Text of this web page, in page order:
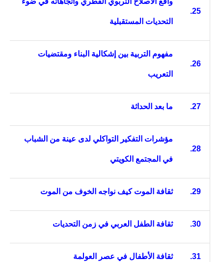
25.
التحديات المستقبلية
26.
مفهوم التربية بين إشكالية البناء ومقتضيات
التعريب
27. ما بعد الحداثة
28.
مؤشرات التفكير التواكلي لدى عينة من الشباب
في المجتمع الكويتي
29. ثقافة الموت كيف نواجه الخوف من الموت
30. ثقافة الطفل العربي في زمن التحديات
31. ثقافة الأطفال في عصر العولمة